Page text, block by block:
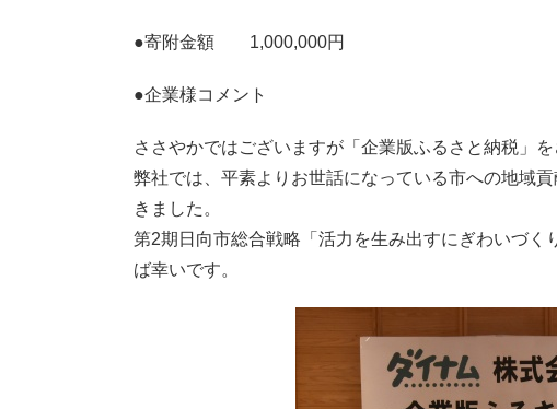
●寄附金額 1,000,000円
●企業様コメ
ささやかではございますが「企業版ふるさと納税」を
弊社では、平素よりお世話になっている市への地域
きました。
第2期日向市総合戦略「活力を生み出すにぎわいづ
ば幸いです。